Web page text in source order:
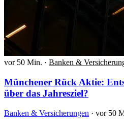
vor 50 Min. · Banken &
Münchener Rück Aktie:
über das Jahresziel?
Banken & Versicherungen · vor 50